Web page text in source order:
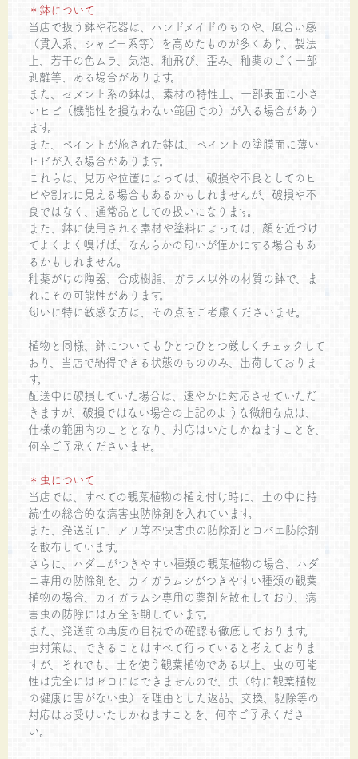
＊鉢について
当店で扱う鉢や花器は、ハンドメイドのものや、風合い感
（貫入系、シャビー系等）を高めたものが多くあり、製法
上、若干の色ムラ、気泡、釉飛び、歪み、釉薬のごく一部
剥離等、ある場合があります。
また、セメント系の鉢は、素材の特性上、一部表面に小さ
いヒビ（機能性を損なわない範囲での）が入る場合があり
ます。
また、ペイントが施された鉢は、ペイントの塗膜面に薄い
ヒビが入る場合があります。
これらは、見方や位置によっては、破損や不良としてのヒ
ビや割れに見える場合もあるかもしれませんが、破損や不
良ではなく、通常品としての扱いになります。
また、鉢に使用される素材や塗料によっては、顔を近づけ
てよくよく嗅げば、なんらかの匂いが僅かにする場合もあ
るかもしれません。
釉薬がけの陶器、合成樹脂、ガラス以外の材質の鉢で、ま
れにその可能性があります。
匂いに特に敏感な方は、その点をご考慮くださいませ。
植物と同様、鉢についてもひとつひとつ厳しくチェックして
おり、当店で納得できる状態のもののみ、出荷しておりま
す。
配送中に破損していた場合は、速やかに対応させていただ
きますが、破損ではない場合の上記のような微細な点は、
仕様の範囲内のこととなり、対応はいたしかねますことを、
何卒ご了承くださいませ。
＊虫について
当店では、すべての観葉植物の植え付け時に、土の中に持
続性の総合的な病害虫防除剤を入れています。
また、発送前に、アリ等不快害虫の防除剤とコバエ防除剤
を散布しています。
さらに、ハダニがつきやすい種類の観葉植物の場合、ハダ
ニ専用の防除剤を、カイガラムシがつきやすい種類の観葉
植物の場合、カイガラムシ専用の薬剤を散布しており、病
害虫の防除には万全を期しています。
また、発送前の再度の目視での確認も徹底しております。
虫対策は、できることはすべて行っていると考えておりま
すが、それでも、土を使う観葉植物である以上、虫の可能
性は完全にはゼロにはできませんので、虫（特に観葉植物
の健康に害がない虫）を理由とした返品、交換、駆除等の
対応はお受けいたしかねますことを、何卒ご了承くださ
い。